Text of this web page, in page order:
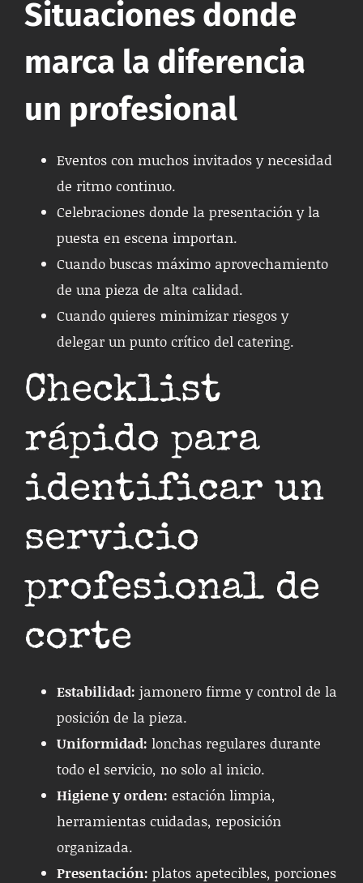
Situaciones donde
marca la diferencia
un profesional
Eventos con muchos invitados y necesidad
de ritmo continuo.
Celebraciones donde la presentación y la
puesta en escena importan.
Cuando buscas máximo aprovechamiento
de una pieza de alta calidad.
Cuando quieres minimizar riesgos y
delegar un punto crítico del catering.
Checklist
rápido para
identificar un
servicio
profesional de
corte
Estabilidad: jamonero firme y control de la
posición de la pieza.
Uniformidad: lonchas regulares durante
todo el servicio, no solo al inicio.
Higiene y orden: estación limpia,
herramientas cuidadas, reposición
organizada.
Presentación: platos apetecibles, porciones